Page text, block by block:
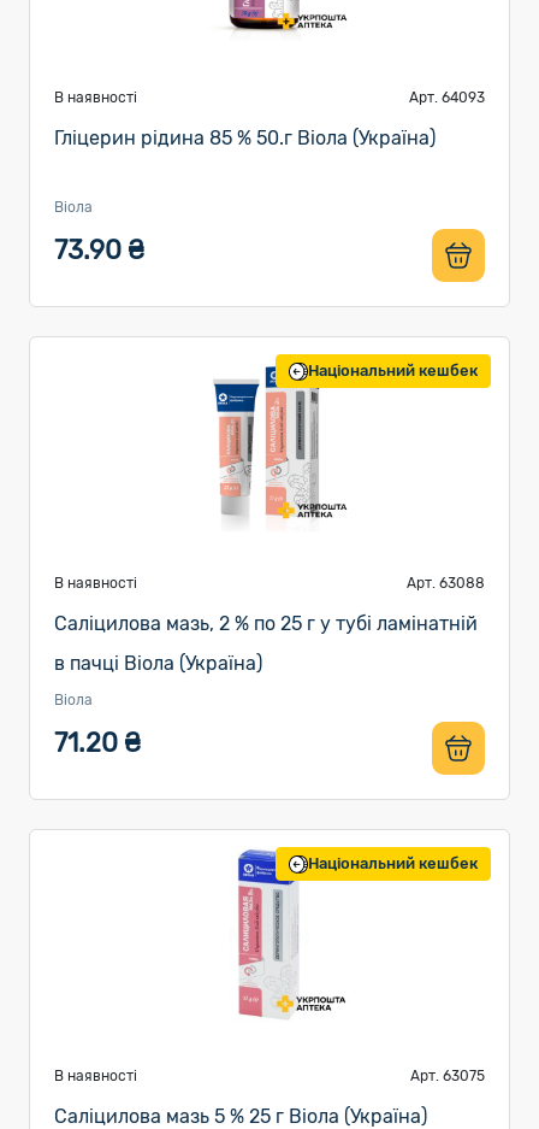
В наявності Арт. 64093
Гліцерин рідина 85 % 50.г Віола (Україна)
Віола
73.90 ₴
Національний кешбек
В наявності Арт. 63088
Саліцилова мазь, 2 % по 25 г у тубі ламінатній
в пачці Віола (Україна)
Віола
71.20 ₴
Національний кешбек
В наявності Арт. 63075
Саліцилова мазь 5 % 25 г Віола (Україна)